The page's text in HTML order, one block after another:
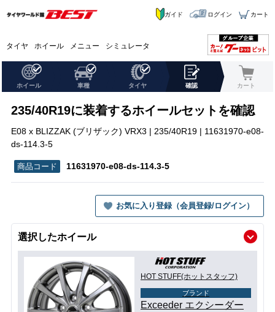
タイヤ ホイール メニュー シミュレータ
ガイド ログイン カート
ホイール 車種 タイヤ 確認 カート
235/40R19に装着するホイールセットを確認
E08 x BLIZZAK (ブリザック) VRX3 | 235/40R19 | 11631970-e08-
ds-114.3-5
11631970-e08-ds-114.3-5
お気に入り登録（会員登録/ログイン）
選択したホイール
HOT STUFF(ホットスタッフ)
ブランド
Exceeder エクシーダー